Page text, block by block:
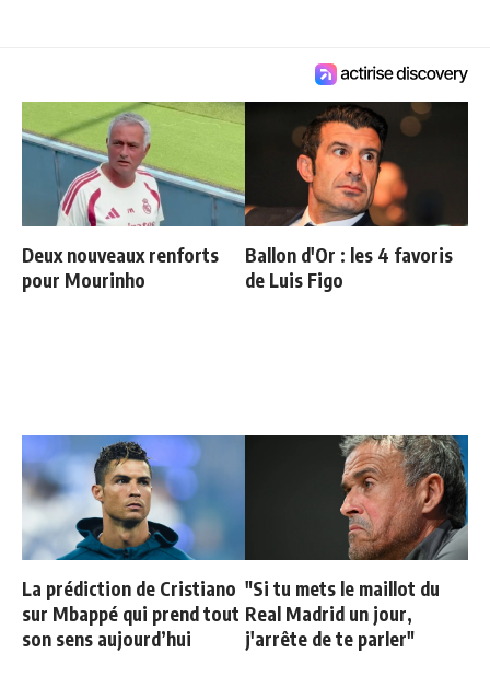
Deux nouveaux renforts
pour Mourinho
Ballon d'Or : les 4 favoris
de Luis Figo
La prédiction de Cristiano
sur Mbappé qui prend tout
son sens aujourd’hui
"Si tu mets le maillot du
Real Madrid un jour,
j'arrête de te parler"